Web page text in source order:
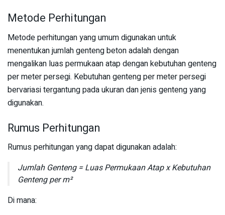
Metode Perhitungan
Metode perhitungan yang umum digunakan untuk
menentukan jumlah genteng beton adalah dengan
mengalikan luas permukaan atap dengan kebutuhan genteng
per meter persegi. Kebutuhan genteng per meter persegi
bervariasi tergantung pada ukuran dan jenis genteng yang
digunakan.
Rumus Perhitungan
Rumus perhitungan yang dapat digunakan adalah:
Jumlah Genteng = Luas Permukaan Atap x Kebutuhan
Genteng per m²
Di mana: